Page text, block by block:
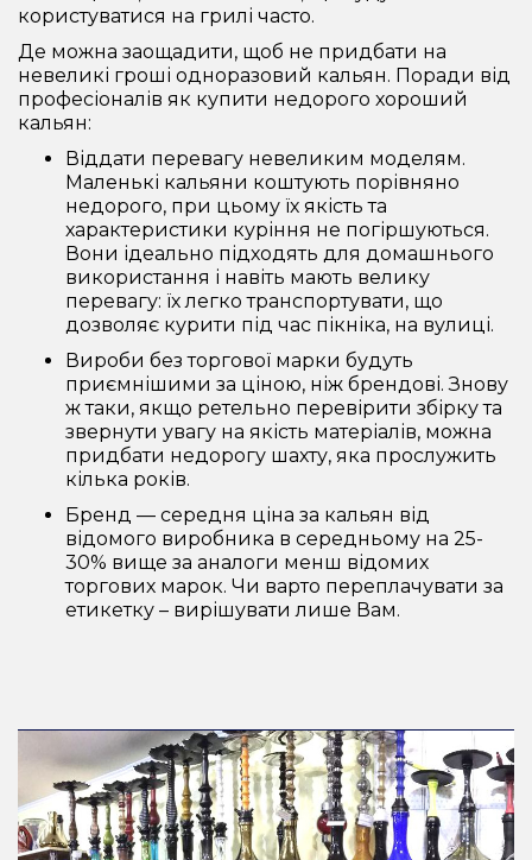
користуватися на грилі часто.
Де можна заощадити, щоб не придбати на
невеликі гроші одноразовий кальян. Поради від
професіоналів як купити недорого хороший
кальян:
Віддати перевагу невеликим моделям.
Маленькі кальяни коштують порівняно
недорого, при цьому їх якість та
характеристики куріння не погіршуються.
Вони ідеально підходять для домашнього
використання і навіть мають велику
перевагу: їх легко транспортувати, що
дозволяє курити під час пікніка, на вулиці.
Вироби без торгової марки будуть
приємнішими за ціною, ніж брендові. Знову
ж таки, якщо ретельно перевірити збірку та
звернути увагу на якість матеріалів, можна
придбати недорогу шахту, яка прослужить
кілька років.
Бренд — середня ціна за кальян від
відомого виробника в середньому на 25-
30% вище за аналоги менш відомих
торгових марок. Чи варто переплачувати за
етикетку – вирішувати лише Вам.